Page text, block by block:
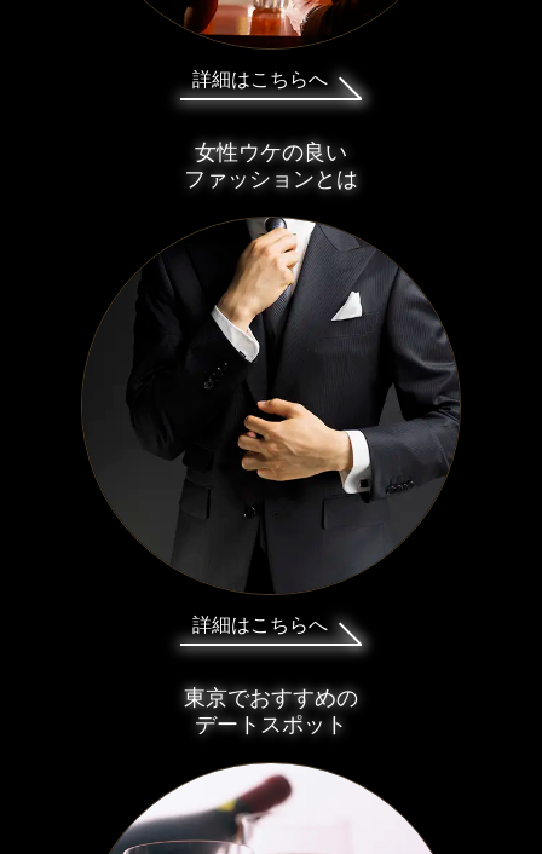
詳細はこちらへ
女性ウケの良い
ファッションとは
詳細はこちらへ
東京でおすすめの
デートスポット